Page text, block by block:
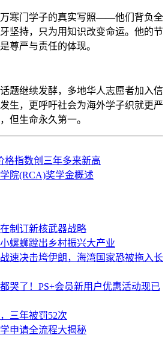
寒门学子的真实写照——他们背负全
坚持，只为用知识改变命运。他的节
尊严与责任的体现。
题继续发酵，多地华人志愿者加入信
生，更呼吁社会为海外学子织就更严
但生命永久第一。
格指数创三年多来新高
院(RCA)奖学金概述
制订新核武器战略
螺蛳蹚出乡村振兴大产业
速决击垮伊朗，海湾国家恐被拖入长
哭了！PS+会员新用户优惠活动现已
三年被罚52次
申请全流程大揭秘